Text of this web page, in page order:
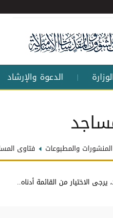
| الدعوة والإرشاد
المنشورات والمطبوعات فتاوى
الاختيار من القائمة أدناه..